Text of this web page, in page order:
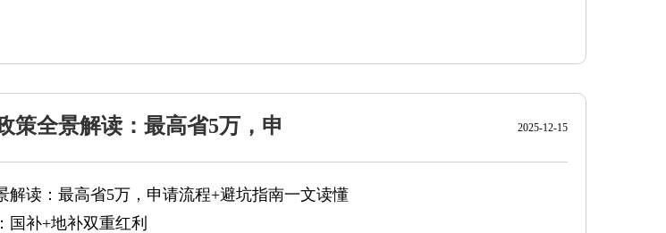
策全景解读：最高省5万，申
2025-12-15
解读：最高省5万，申请流程+避坑指南一文读懂
国补+地补双重红利